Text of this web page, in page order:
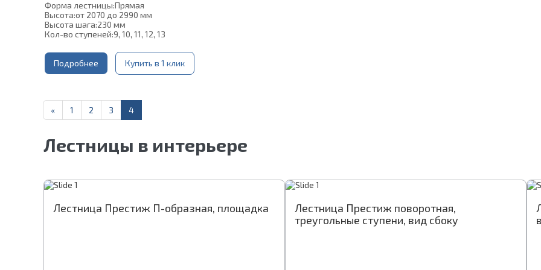
Форма лестницы:Прямая
Высота:от 2070 до 2990 мм
Высота шага:230 мм
Кол-во ступеней:9, 10, 11, 12, 13
Угол наклона:45°
Глубина ступени:
300 мм
Ширина марша: 900 мм
Материал ступеней:Сосна
Цвет каркаса:
Черный
Срок гарантии (на металлокаркас):
Подробнее Купить в 1 клик
« 1 2 3 4
Лестницы в интерьере
Лестница Престиж П-образная, площадка Лестница Престиж П-образная, вид сверху
Лестница Престиж поворотная,
треугольные ступени, вид сбоку